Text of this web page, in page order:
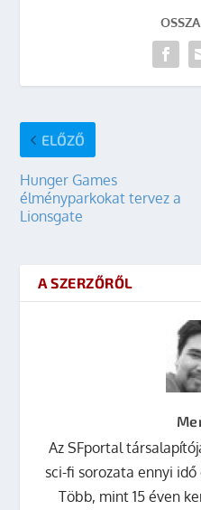
ELŐZŐ
Hunger Games
élményparkokat tervez a
Lionsgate
A SZERZŐRŐL
Az SFportal
sci-fi sorozata ennyi
Több, mint 15 éven